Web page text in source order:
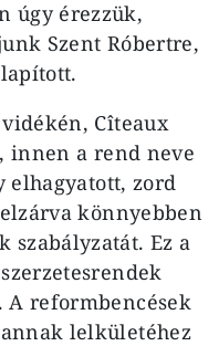
úgy érezzük,
Szent Róbertre,
Cîteaux
innen a rend neve
elhagyatott, zord
könnyebben
szabályzatát. Ez a
reformbencések
lelkületéhez